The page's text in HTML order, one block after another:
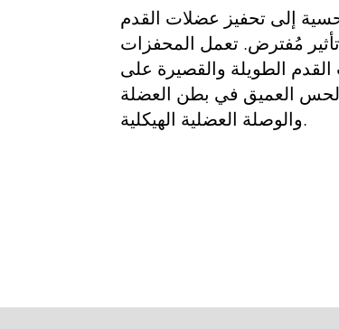
إلى تحفيز عضلات القدم
مُفترض. تعمل المحفزات
القدم الطويلة والقصيرة على
العميق في بطن العضلة
والوصلة العضلية الهيكلية.